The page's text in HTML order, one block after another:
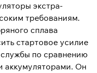
экстра-
требованиям.
сплава
стартовое усилие
службы по сравнению
аккумуляторами. Он